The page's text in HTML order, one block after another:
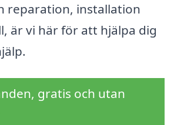
reparation, installation
är vi här för att hjälpa dig
gratis och utan